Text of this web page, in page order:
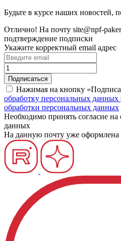
Будьте в курсе наших новостей,
Отлично! На почту site@npf-
подтверждение подписки
Укажите корректный email адрес
Нажимая на кнопку
обработку персональных данных
обработки персональных данных
Необходимо принять согласие
данных
На данную почту уже оформлена